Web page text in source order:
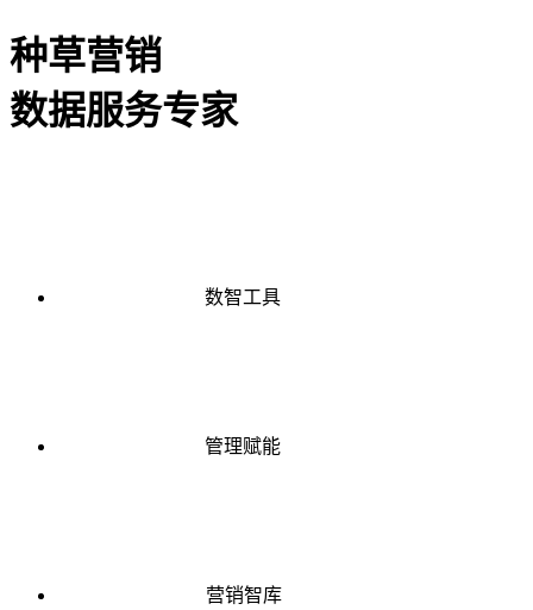
种草营销
数据服务专家
数智工具
管理赋能
营销智库